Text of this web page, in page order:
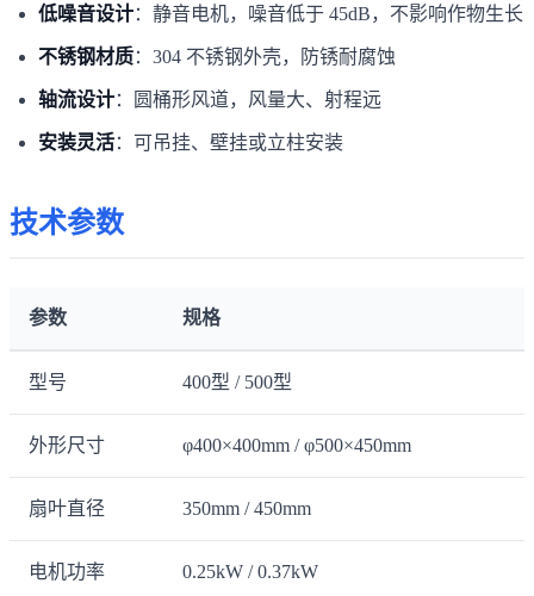
低噪音设计：静音电机，噪音低于 45dB，不影响作物生长
不锈钢材质：304 不锈钢外壳，防锈耐腐蚀
轴流设计：圆桶形风道，风量大、射程远
安装灵活：可吊挂、壁挂或立柱安装
技术参数
参数 规格
型号 400型 / 500型
外形尺寸 φ400×400mm / φ500×450mm
扇叶直径 350mm / 450mm
电机功率 0.25kW / 0.37kW